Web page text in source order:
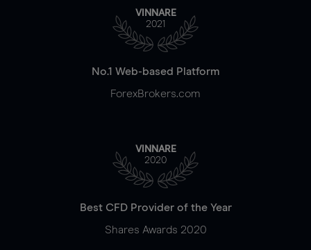
VINNARE
2021
No.1 Web-based Platform
ForexBrokers.com
VINNARE
2020
Best CFD Provider of the Year
Shares Awards 2020